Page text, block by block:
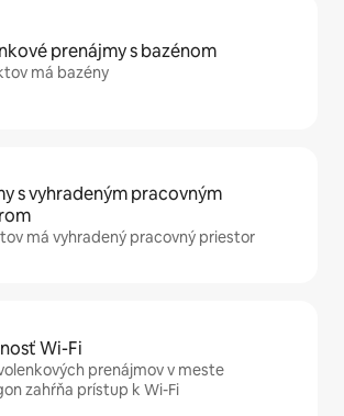
prenájmy s bazénom
má bazény
s vyhradeným pracovným
má vyhradený pracovný priestor
Wi-Fi
prenájmov v meste
zahŕňa prístup k Wi-Fi